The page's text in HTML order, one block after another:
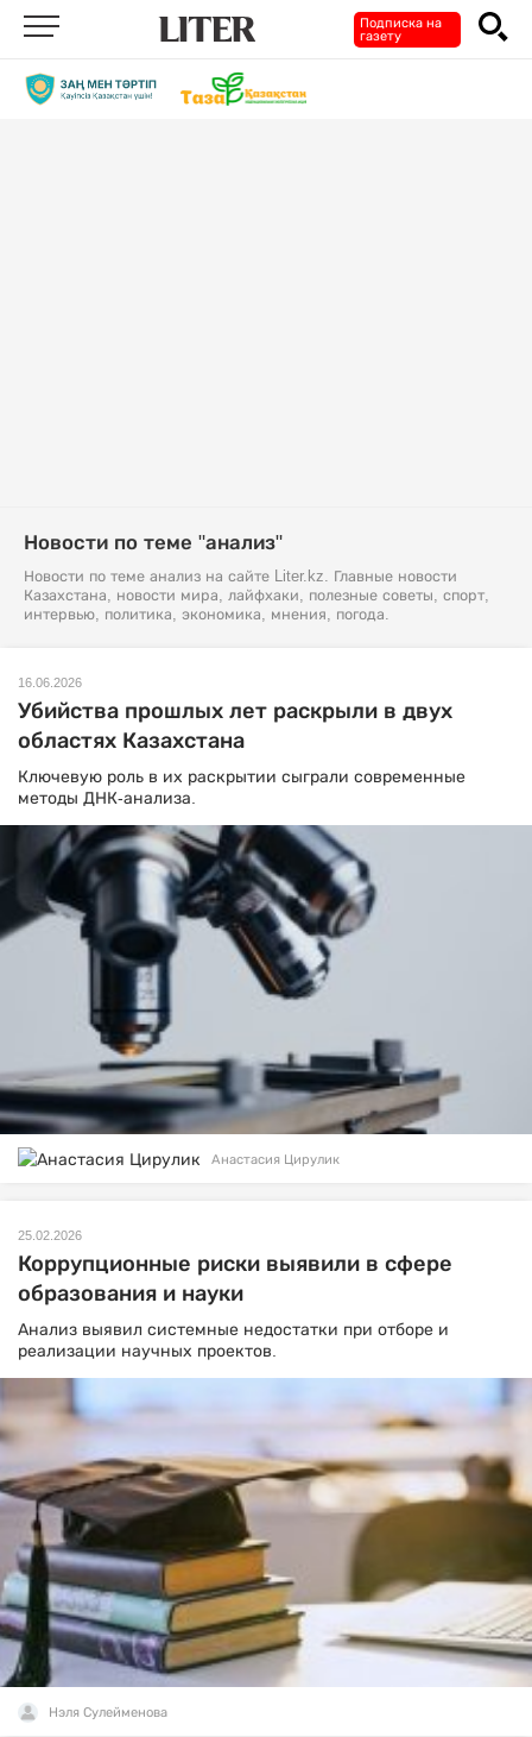
Подписка на
газету
Новости по теме "анализ"
Новости по теме анализ на сайте Liter.kz. Главные новости
Казахстана, новости мира, лайфхаки, полезные советы, спорт,
интервью, политика, экономика, мнения, погода.
16.06.2026
Убийства прошлых лет раскрыли в двух
областях Казахстана
Ключевую роль в их раскрытии сыграли современные
методы ДНК-анализа.
Анастасия Цирулик
25.02.2026
Коррупционные риски выявили в сфере
образования и науки
Анализ выявил системные недостатки при отборе и
реализации научных проектов.
Нэля Сулейменова